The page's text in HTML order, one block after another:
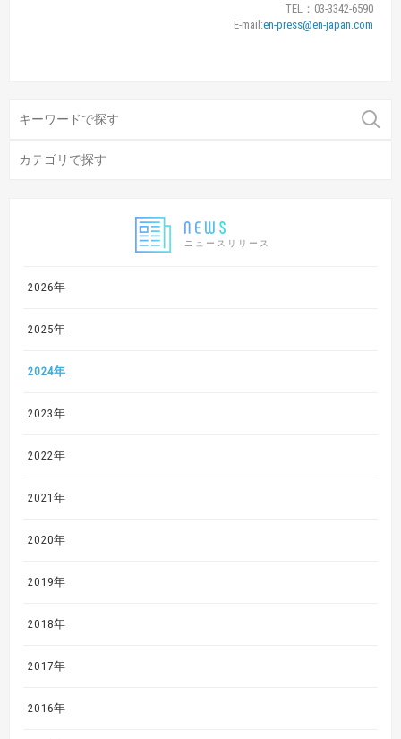
ニュースリリース
2026年
2025年
2024年
2023年
2022年
2021年
2020年
2019年
2018年
2017年
2016年
TEL：03-3342-6590
E-mail:en-press@en-japan.com